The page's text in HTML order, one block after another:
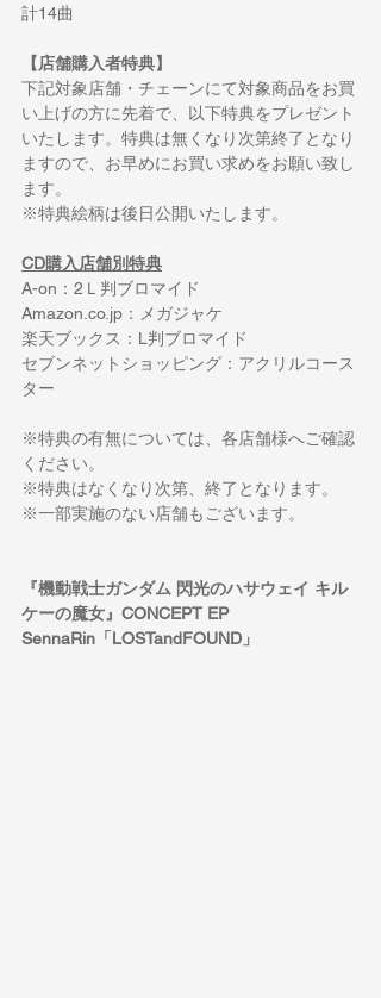
計14曲
【店舗購入者特典】
下記対象店舗・チェーンにて対象商品をお買
い上げの方に先着で、以下特典をプレゼント
いたします。特典は無くなり次第終了となり
ますので、お早めにお買い求めをお願い致し
ます。
※特典絵柄は後日公開いたします。
CD購入店舗別特典
A-on：2Ｌ判ブロマイド
Amazon.co.jp ：メガジャケ
楽天ブックス：L判ブロマイド
セブンネットショッピング：アクリルコース
ター
※特典の有無については、各店舗様へご確認
ください。
※特典はなくなり次第、終了となります。
※一部実施のない店舗もございます。
『機動戦士ガンダム 閃光のハサウェイ キル
ケーの魔女』CONCEPT EP
SennaRin「LOSTandFOUND」